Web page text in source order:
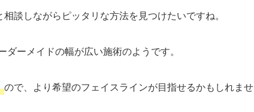
談しながらピッタリな方法を見つけたいですね。
ーメイドの幅が広い施術のようです。
ので、より希望のフェイスラインが目指せるかもしれませ